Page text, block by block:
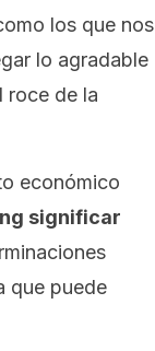
los que nos
lo agradable
roce de la
económico
significar
que puede